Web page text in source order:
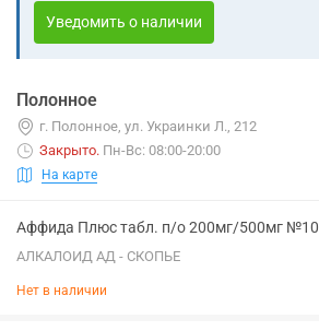
Уведомить о наличии
Полонное
г. Полонное, ул. Украинки Л., 212
Закрыто. Пн-Вс: 08:00-20:00
На карте
Аффида Плюс табл. п/о 200мг/500мг №10
АЛКАЛОИД АД - СКОПЬЕ
Нет в наличии